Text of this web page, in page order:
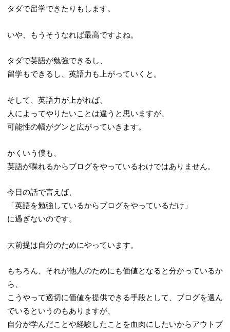
タダで留学できたりもします。
いや、もうそうなれば最高ですよね。
タダで英語が勉強できるし、
留学もできるし、英語力も上がっていくと。
そして、英語力が上がれば、
人によってやりたいことは違うと思いますが、
可能性の幅がグンと広がっていきます。
かくいう僕も、
英語が喋れるからブログをやっているわけではありません。
今日の話で言えば、
「英語を勉強しているからブログをやっているだけ」
に過ぎないのです。
大前提は自分のためにやっています。
もちろん、それが他人のためにも価値となると分かっているか
ら、
こうやって適切に価値を提供できる手段として、ブログを選ん
でいるというのもありますが、
自分が学んだことや経験したことを血肉にしたいからアウトプ